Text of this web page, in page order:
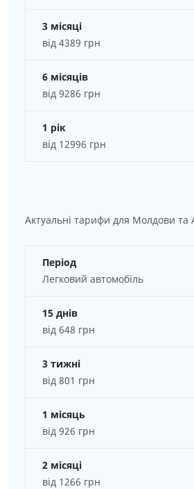
3 місяці
від 4389 грн
6 місяців
від 9286 грн
1 рік
від 12996 грн
Актуальні тарифи для Молдови та
Період
Легковий автомобіль
15 днів
від 648 грн
3 тижні
від 801 грн
1 місяць
від 926 грн
2 місяці
від 1266 грн